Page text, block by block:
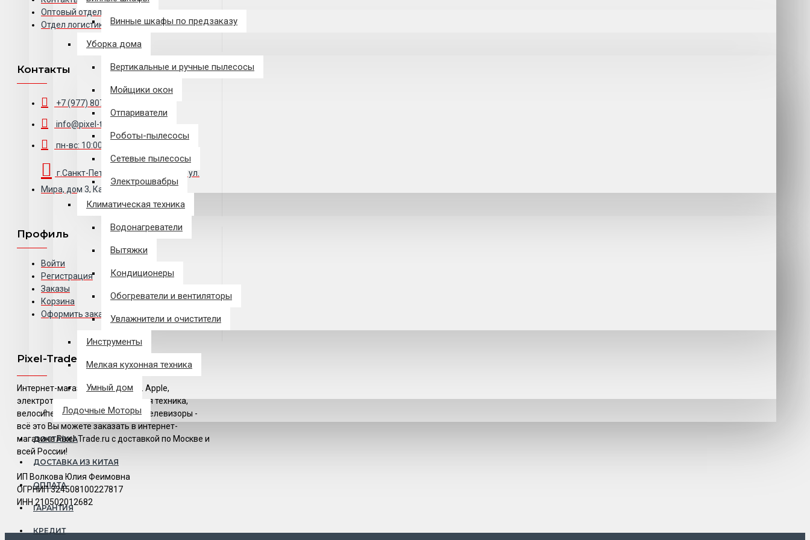
Винные шкафы по предзаказу
Уборка дома
Вертикальные и ручные пылесосы
Мойщики окон
Отпариватели
Роботы-пылесосы
Сетевые пылесосы
Электрошвабры
Климатическая техника
Водонагреватели
Вытяжки
Кондиционеры
Обогреватели и вентиляторы
Увлажнители и очистители
Инструменты
Мелкая кухонная техника
Умный дом
Лодочные Моторы
ДОСТАВКА
ДОСТАВКА ИЗ КИТАЯ
ОПЛАТА
ГАРАНТИЯ
КРЕДИТ
Оптовый отдел
Отдел логистики
Контакты
+7 (977) 807-69-49
info@pixel-trade.ru
пн-вс: 10:00 - 20:00
г.Санкт-Петербург, БЦ Троицкий, ул.
Мира, дом 3, Каб. 222
Профиль
Войти
Регистрация
Заказы
Корзина
Оформить заказ
Pixel-Trade
Интернет-магазин "Pixel-Trade". Apple,
электротранспорт, компьютерная техника,
велосипеды, электросамокаты, телевизоры -
всё это Вы можете заказать в интернет-
магазине Pixel-Trade.ru с доставкой по Москве и
всей России!
ИП Волкова Юлия Феимовна
ОГРНИП 324508100227817
ИНН 210502012682